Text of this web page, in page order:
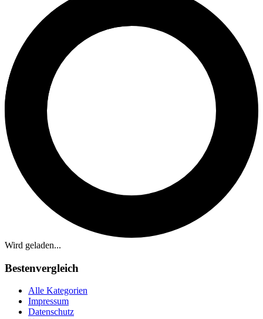
Wird geladen...
Bestenvergleich
Alle Kategorien
Impressum
Datenschutz